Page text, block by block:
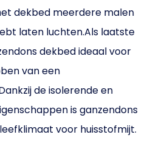
dekbed meerdere malen
laten luchten.Als laatste
dekbed ideaal voor
van een
de isolerende en
is ganzendons
voor huisstofmijt.